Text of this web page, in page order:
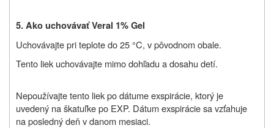
5. Ako uchovávať Veral 1% Gel
Uchovávajte pri teplote do 25 °C, v pôvodnom obale.
Tento liek uchovávajte mimo dohľadu a dosahu detí.
Nepoužívajte tento liek po dátume exspirácie, ktorý je
uvedený na škatuľke po EXP. Dátum exspirácie sa vzťahuje
na posledný deň v danom mesiaci.